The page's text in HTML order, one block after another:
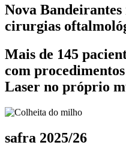
Nova
cirurgias
Mais de 145
com
Laser no próprio
safra 2025/26